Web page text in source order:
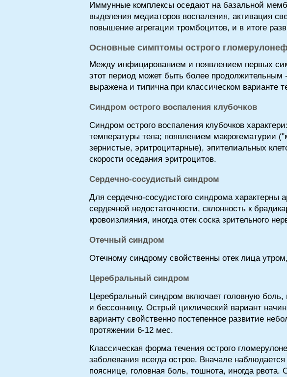
Иммунные комплексы оседают на базальной
выделения медиаторов воспаления, активация
повышение агрегации тромбоцитов, и в итоге
Основные симптомы острого
Между инфицированием и появлением первых
этот период может быть более продолжительным
выражена и типична при классическом варианте
Синдром острого воспаления клубочков
Синдром острого воспаления клубочков
температуры тела; появлением макрогематурии
зернистые, эритроцитарные), эпителиальных
скорости оседания эритроцитов.
Сердечно-сосудистый синдром
Для сердечно-сосудистого синдрома характерны
сердечной недостаточности, склонность к
кровоизлияния, иногда отек соска зрительного
Отечный синдром
Отечному синдрому свойственны отек лица
Церебральный синдром
Церебральный синдром включает головную боль,
и бессонницу. Острый циклический вариант
варианту свойственно постепенное развитие
протяжении 6-12 мес.
Классическая форма течения острого
заболевания всегда острое. Вначале
пояснице, головная боль, тошнота, иногда